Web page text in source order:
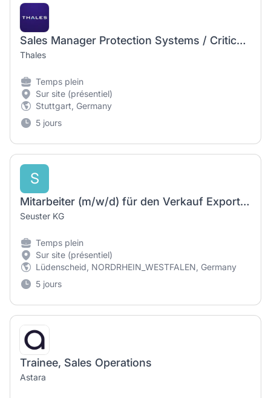
Sales Manager Protection Systems / Critical Infrastructure & C2 (m/w/d)
Thales
Temps plein
Sur site (présentiel)
Stuttgart, Germany
5 jours
S
Mitarbeiter (m/w/d) für den Verkauf Export Innendienst
Seuster KG
Temps plein
Sur site (présentiel)
Lüdenscheid, NORDRHEIN_WESTFALEN, Germany
5 jours
Trainee, Sales Operations
Astara